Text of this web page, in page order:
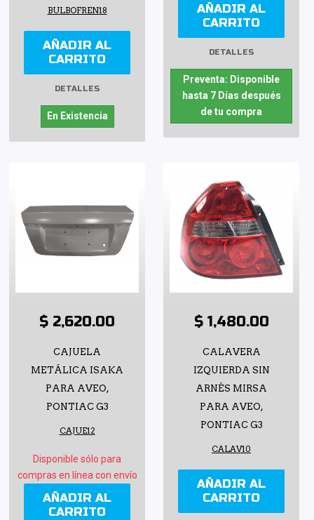
BULBOFREN18
AÑADIR AL
CARRITO
DETALLES
En Existencia
AÑADIR AL
CARRITO
DETALLES
Preventa: Disponible
hasta 7 Días después
de tu compra
$ 2,620.00
CAJUELA
METÁLICA ISAKA
PARA AVEO,
PONTIAC G3
CAJUE12
Disponible sólo para
compras en línea con envío
AÑADIR AL
CARRITO
$ 1,480.00
CALAVERA
IZQUIERDA SIN
ARNÉS MIRSA
PARA AVEO,
PONTIAC G3
CALAV10
AÑADIR AL
CARRITO